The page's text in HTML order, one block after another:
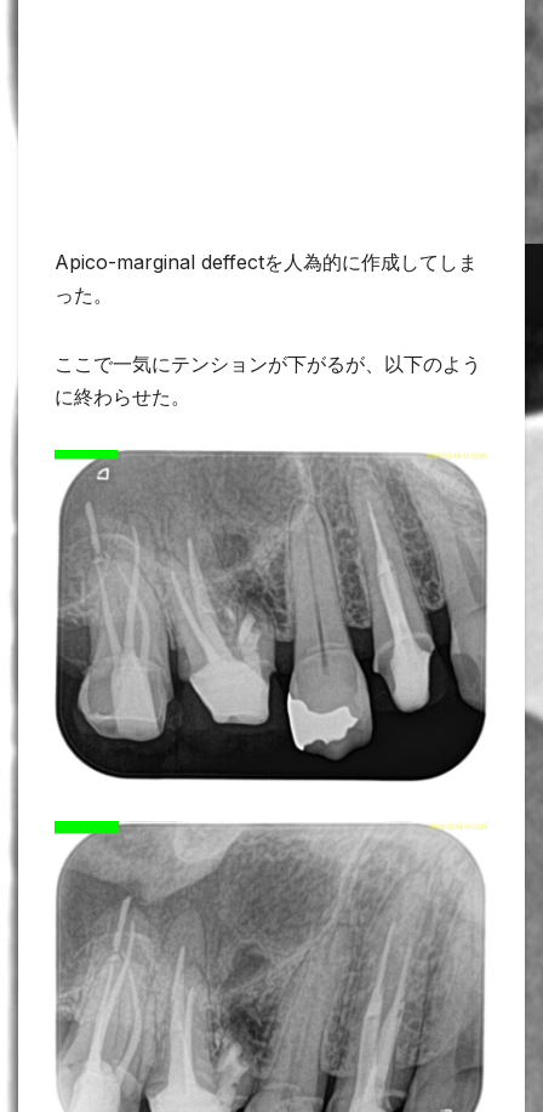
Apico-marginal deffectを人為的に作成してしま
った。
ここで一気にテンションが下がるが、以下のよう
に終わらせた。